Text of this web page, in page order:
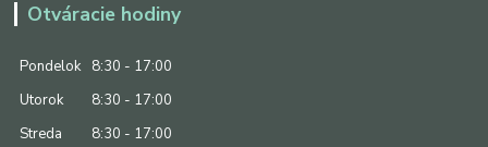
Otváracie hodiny
Pondelok
8:30 - 17:00
Utorok
8:30 - 17:00
Streda
8:30 - 17:00